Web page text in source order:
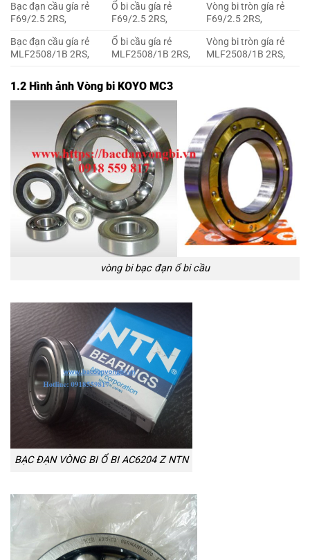
Bạc đạn cầu gía rẻ
F69/2.5 2RS,
Ổ bi cầu gía rẻ
F69/2.5 2RS,
Vòng bi tròn gía rẻ
F69/2.5 2RS,
Bạc đạn cầu gía rẻ
MLF2508/1B 2RS,
Ổ bi cầu gía rẻ
MLF2508/1B 2RS,
Vòng bi tròn gía rẻ
MLF2508/1B 2RS,
1.2 Hình ảnh Vòng bi KOYO MC3
vòng bi bạc đạn ổ bi cầu
BẠC ĐẠN VÒNG BI Ổ BI AC6204 Z NTN